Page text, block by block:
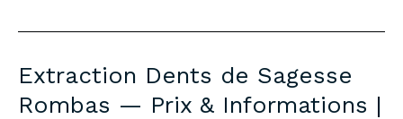
Rombas
Price
€500
Extraction Dents de Sagesse
Rombas — Prix & Informations |